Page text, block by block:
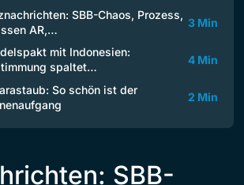
SBB-Chaos, Prozess,
AR,…
3 Min
mit Indonesien:
spaltet…
4 Min
So schön ist der
2 Min
SBB-